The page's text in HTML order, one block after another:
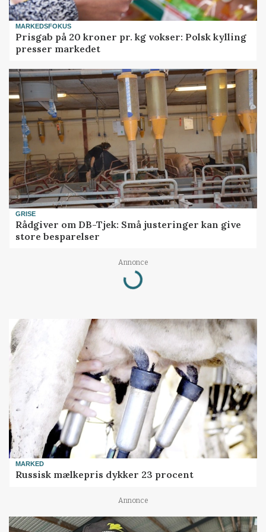
MARKEDSFOKUS
Prisgab på 20 kroner pr. kg vokser: Polsk kylling
presser markedet
GRISE
Rådgiver om DB-Tjek: Små justeringer kan give
store besparelser
Annonce
Loading...
MARKED
Russisk mælkepris dykker 23 procent
Annonce